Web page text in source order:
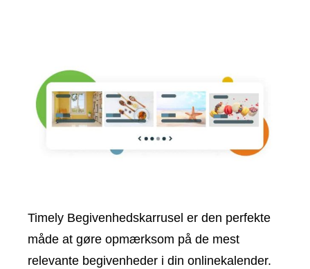
Timely Begivenhedskarrusel er den perfekte
måde at gøre opmærksom på de mest
relevante begivenheder i din onlinekalender.